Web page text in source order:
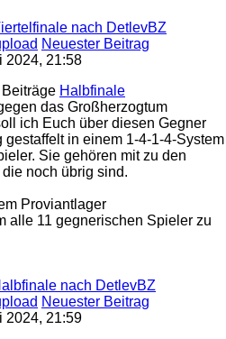
nach DetlevBZ
Neuester Beitrag
2024, 21:58
Halbfinale
das Großherzogtum
ich Euch über diesen Gegner
gestaffelt in einem 1-4-1-4-System
Sie gehören mit zu den
noch übrig sind.
Proviantlager
alle 11 gegnerischen Spieler zu
nach DetlevBZ
Neuester Beitrag
2024, 21:59